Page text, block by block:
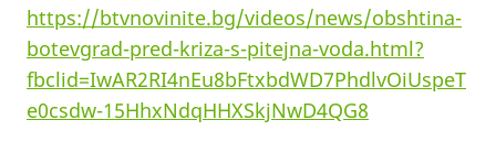
https://btvnovinite.bg/videos/news/obshtina-
botevgrad-pred-kriza-s-pitejna-voda.html?
fbclid=IwAR2RI4nEu8bFtxbdWD7PhdlvOiUspeT
e0csdw-15HhxNdqHHXSkjNwD4QG8